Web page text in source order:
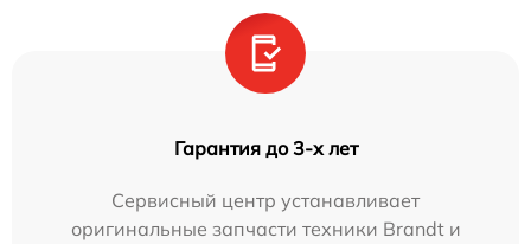
Гарантия до 3-х лет
Сервисный центр устанавливает
оригинальные запчасти техники Brandt и